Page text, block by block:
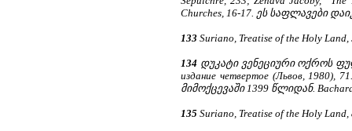
Churches, 16-17. ეს საფლავები
133 Suriano, Treatise of the Holy
134 დუკატი ვენეციური ოქროს
издание четвертое (Львов,
მიმოქცევაში 1399 წლიდან.
135 Suriano, Treatise of the Holy Land,